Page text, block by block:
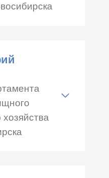
227-46-00